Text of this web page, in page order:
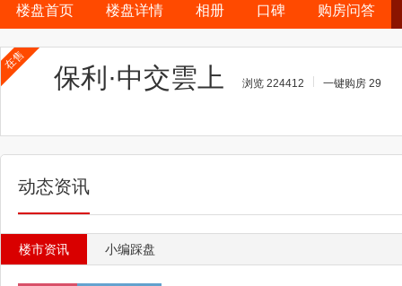
楼盘首页 楼盘详情 相册 口碑 购房问答
在售
保利·中交雲上 浏览 224412 一键购房 29
动态资讯
楼市资讯 小编踩盘